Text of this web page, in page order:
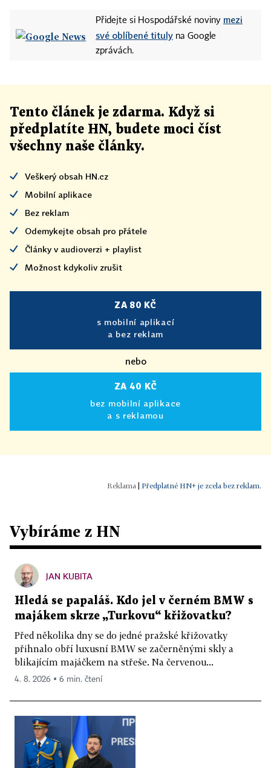
Přidejte si Hospodářské noviny mezi
své oblíbené tituly na Google
zprávách.
Tento článek je zdarma. Když si
předplatíte HN, budete moci číst
všechny naše články.
Veškerý obsah HN.cz
Mobilní aplikace
Bez reklam
Odemykejte obsah pro přátele
Články v audioverzi + playlist
Možnost kdykoliv zrušit
ZA 80 KČ
s mobilní aplikací
a bez reklam
nebo
ZA 40 KČ
bez mobilní aplikace
a s reklamou
| Předplatné HN+ je zcela bez reklam.
Vybíráme z HN
JAN KUBITA
Hledá se papaláš. Kdo jel v černém BMW s
majákem skrze „Turkovu“ křižovatku?
Před několika dny se do jedné pražské křižovatky
přihnalo obří luxusní BMW se začerněnými skly a
blikajícím majáčkem na střeše. Na červenou...
4. 8. 2026 ▪ 6 min. čtení